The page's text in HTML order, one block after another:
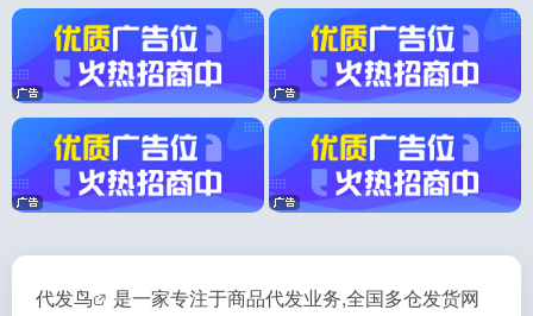
代发鸟
是一家专注于商品代发业务,全国多仓发货网